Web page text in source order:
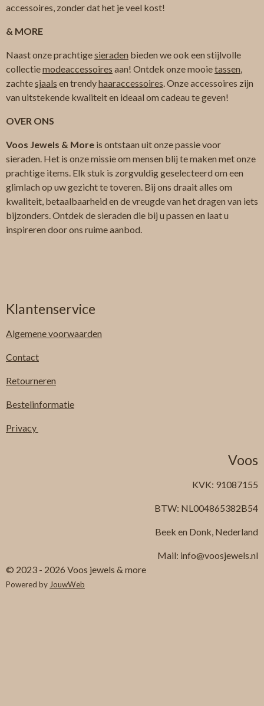
accessoires, zonder dat het je veel kost!
& MORE
Naast onze prachtigesieraden bieden we ook een stijlvolle
collectiemodeaccessoires aan! Ontdek onze mooietassen,
zachtesjaals en trendyhaaraccessoires. Onze accessoires zijn
van uitstekende kwaliteit en ideaal om cadeau te geven!
OVER ONS
Voos Jewels & More is ontstaan uit onze passie voor
sieraden. Het is onze missie om mensen blij te maken met onze
prachtige items. Elk stuk is zorgvuldig geselecteerd om een
glimlach op uw gezicht te toveren. Bij ons draait alles om
kwaliteit, betaalbaarheid en de vreugde van het dragen van iets
bijzonders. Ontdek de sieraden die bij u passen en laat u
inspireren door ons ruime aanbod.
Klantenservice
Algemenevoorwaarden
Contact
Retourneren
Bestelinformatie
Privacy
Voos
KVK: 91087155
BTW: NL004865382B54
Beek en Donk, Nederland
Mail: info@voosjewels.nl
© 2023 - 2026 Voos jewels & more
Powered by JouwWeb